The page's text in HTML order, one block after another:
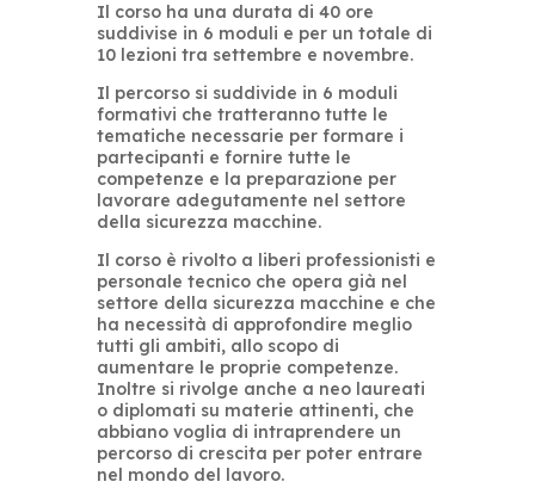
Il corso ha una durata di 40 ore
suddivise in 6 moduli e per un totale di
10 lezioni tra settembre e novembre.
Il percorso si suddivide in 6 moduli
formativi che tratteranno tutte le
tematiche necessarie per formare i
partecipanti e fornire tutte le
competenze e la preparazione per
lavorare adegutamente nel settore
della sicurezza macchine.
Il corso è rivolto a liberi professionisti e
personale tecnico che opera già nel
settore della sicurezza macchine e che
ha necessità di approfondire meglio
tutti gli ambiti, allo scopo di
aumentare le proprie competenze.
Inoltre si rivolge anche a neo laureati
o diplomati su materie attinenti, che
abbiano voglia di intraprendere un
percorso di crescita per poter entrare
nel mondo del lavoro.